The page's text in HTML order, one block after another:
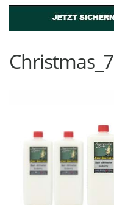
Christmas_7